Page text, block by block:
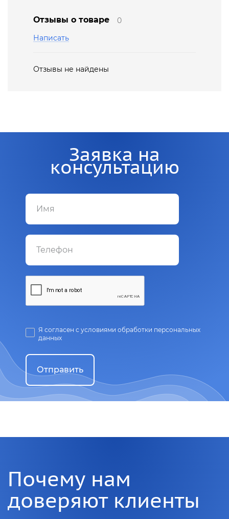
Отзывы о товаре
0
Написать
Отзывы не найдены
Заявка на
консультацию
Я согласен с условиями обработки персональных
данных
Отправить
Почему нам
доверяют клиенты